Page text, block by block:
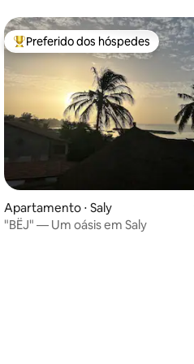
avaliação média de 5, 21
Entre os melhores preferidos dos
Preferido dos hóspedes
Apartamento ⋅ Saly
"BËJ" — Um oásis em Saly